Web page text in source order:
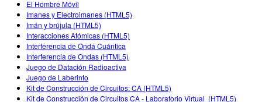
El Hombre Móvil
Imanes y Electroimanes (HTML5)
Imán y brújula (HTML5)
Interacciones Atómicas (HTML5)
Interferencia de Onda Cuántica
Interferencia de Ondas (HTML5)
Juego de Datación Radioactiva
Juego de Laberinto
Kit de Construcción de Circuitos: CA (HTML5)
Kit de Construcción de Circuitos CA - Laboratorio Virtual (HTML5)